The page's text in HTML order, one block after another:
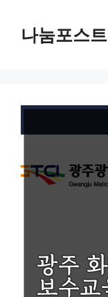
나눔포스트